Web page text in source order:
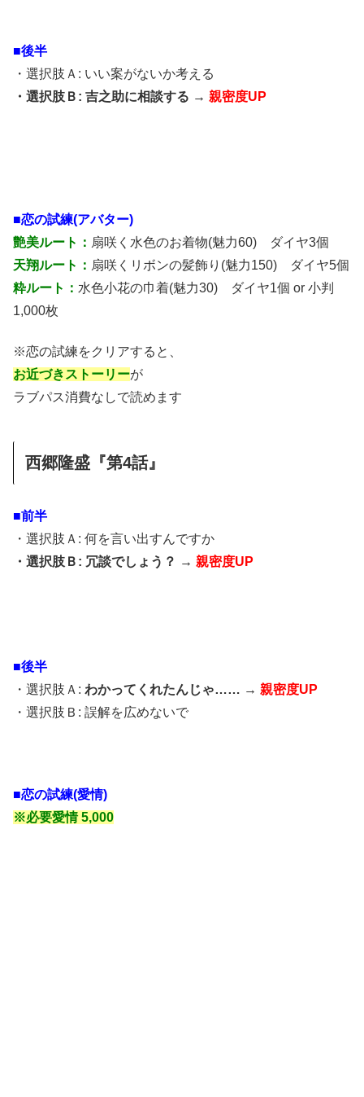
■後半
・選択肢Ａ: いい案がないか考える
・選択肢Ｂ: 吉之助に相談する → 親密度UP
■恋の試練(アバター)
艶美ルート： 扇咲く水色のお着物(魅力60) ダイヤ3個
天翔ルート： 扇咲くリボンの髪飾り(魅力150) ダイヤ5個
粋ルート： 水色小花の巾着(魅力30) ダイヤ1個 or 小判
1,000枚
※恋の試練をクリアすると、
お近づきストーリーが
ラブパス消費なしで読めます
西郷隆盛『第4話』
■前半
・選択肢Ａ: 何を言い出すんですか
・選択肢Ｂ: 冗談でしょう？ → 親密度UP
■後半
・選択肢Ａ: わかってくれたんじゃ…… → 親密度UP
・選択肢Ｂ: 誤解を広めないで
■恋の試練(愛情)
※必要愛情 5,000